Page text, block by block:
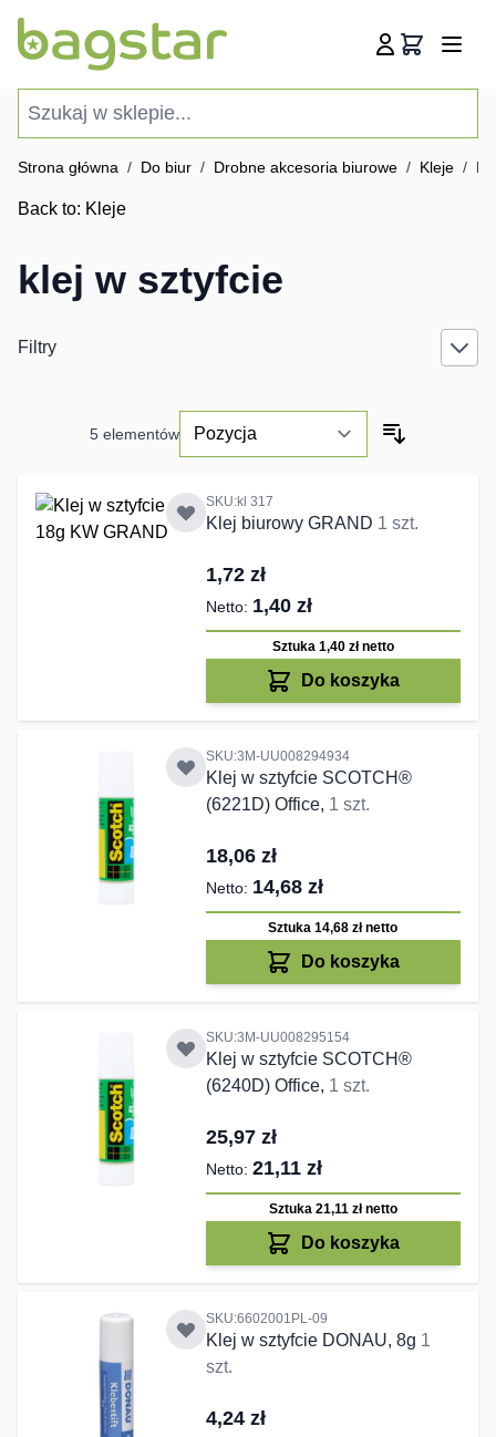
Koszyk
Strona główna / Do biur / Drobne akcesoria biurowe / Kleje /
Back to: Kleje
klej w sztyfcie
Filtry
5elementów
SKU:kl 317
Klej biurowy GRAND 1 szt.
1,72 zł
1,40 zł
Sztuka 1,40 złnetto
Do koszyka
SKU:3M-UU008294934
Klej w sztyfcie SCOTCH®
(6221D) Office, 1 szt.
18,06 zł
14,68 zł
Sztuka 14,68 złnetto
Do koszyka
SKU:3M-UU008295154
Klej w sztyfcie SCOTCH®
(6240D) Office, 1 szt.
25,97 zł
21,11 zł
Sztuka 21,11 złnetto
Do koszyka
SKU:6602001PL-09
Klej w sztyfcie DONAU, 8g 1
szt.
4,24 zł